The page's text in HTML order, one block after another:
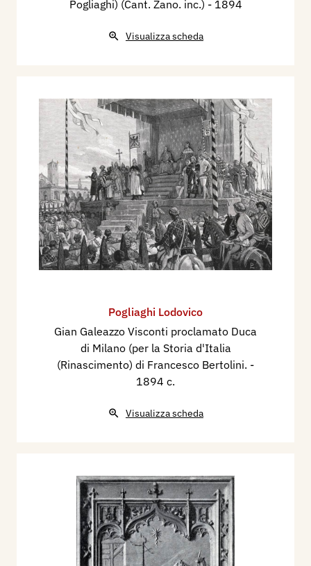
Pogliaghi) (Cant. Zano. inc.) - 1894
Visualizza scheda
Pogliaghi Lodovico
Gian Galeazzo Visconti proclamato Duca
di Milano (per la Storia d'Italia
(Rinascimento) di Francesco Bertolini. -
1894 c.
Visualizza scheda